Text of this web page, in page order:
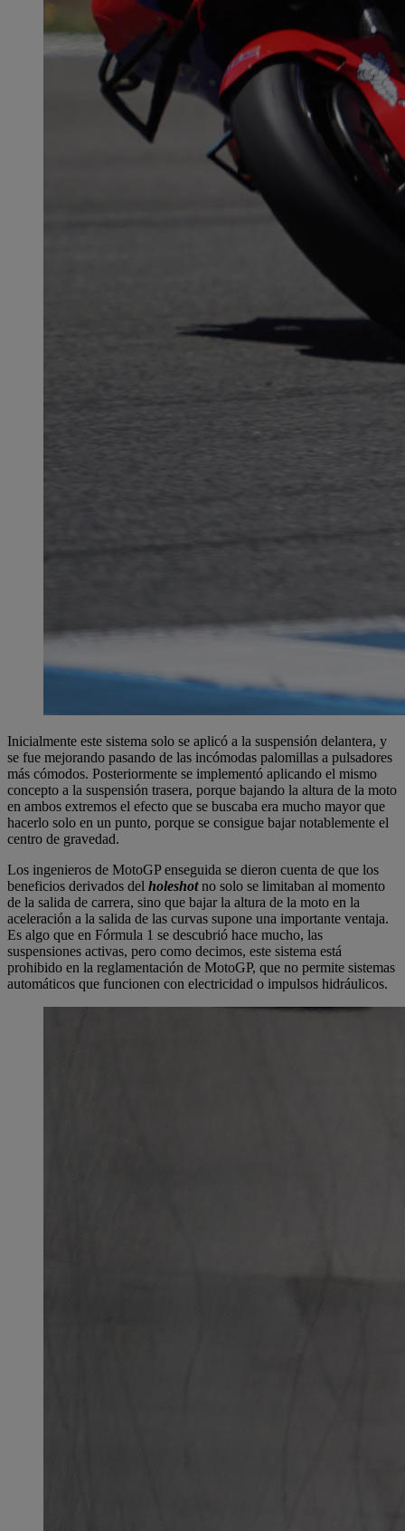
Inicialmente este sistema solo se aplicó a la suspensión delantera, y
se fue mejorando pasando de las incómodas palomillas a pulsadores
más cómodos. Posteriormente se implementó aplicando el mismo
concepto a la suspensión trasera, porque bajando la altura de la moto
en ambos extremos el efecto que se buscaba era mucho mayor que
hacerlo solo en un punto, porque se consigue bajar notablemente el
centro de gravedad.
Los ingenieros de MotoGP enseguida se dieron cuenta de que los
beneficios derivados del holeshot no solo se limitaban al momento
de la salida de carrera, sino que bajar la altura de la moto en la
aceleración a la salida de las curvas supone una importante ventaja.
Es algo que en Fórmula 1 se descubrió hace mucho, las
suspensiones activas, pero como decimos, este sistema está
prohibido en la reglamentación de MotoGP, que no permite sistemas
automáticos que funcionen con electricidad o impulsos hidráulicos.